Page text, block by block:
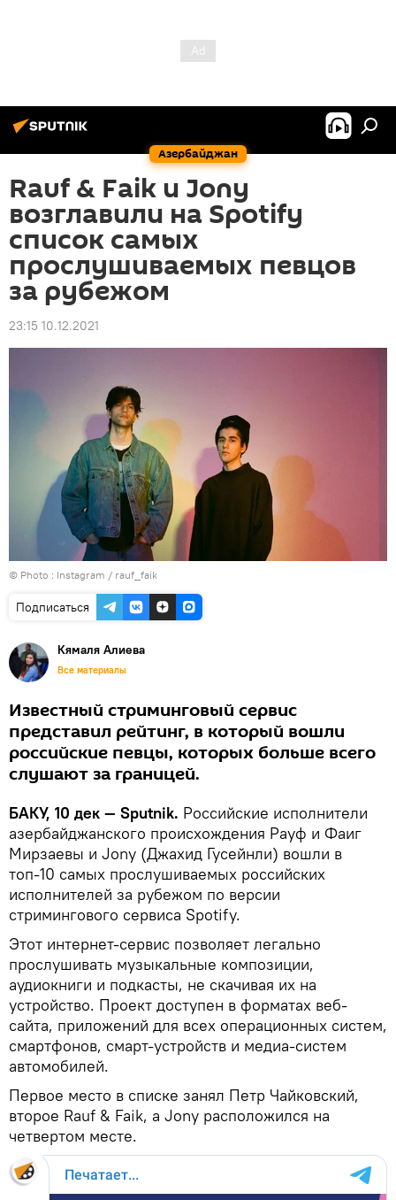
Азербайджан
Rauf & Faik и Jony
возглавили на Spotify
список самых
прослушиваемых певцов
за рубежом
23:15 10.12.2021
© Photo : Instagram / rauf_faik
Подписаться
Кямаля Алиева
Все материалы
Известный стриминговый сервис
представил рейтинг, в который вошли
российские певцы, которых больше всего
слушают за границей.
БАКУ, 10 дек — Sputnik. Российские исполнители
азербайджанского происхождения Рауф и Фаиг
Мирзаевы и Jony (Джахид Гусейнли) вошли в
топ-10 самых прослушиваемых российских
исполнителей за рубежом по версии
стримингового сервиса Spotify.
Этот интернет-сервис позволяет легально
прослушивать музыкальные композиции,
аудиокниги и подкасты, не скачивая их на
устройство. Проект доступен в форматах веб-
сайта, приложений для всех операционных систем,
смартфонов, смарт-устройств и медиа-систем
автомобилей.
Первое место в списке занял Петр Чайковский,
второе Rauf & Faik, а Jony расположился на
четвертом месте.